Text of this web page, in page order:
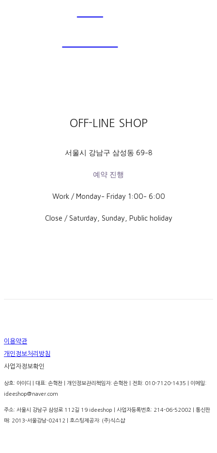
OFF-LINE SHOP
서울시 강남구 삼성동 69-8
예약 진행
Work / Monday- Friday 1:00- 6:00
Close / Saturday, Sunday, Public holiday
이용약관
개인정보처리방침
사업자정보확인
상호: 아이디 | 대표: 손혁찬 | 개인정보관리책임자: 손혁찬 | 전화: 010-7120-1435 | 이메일:
ideeshop@naver.com
주소: 서울시 강남구 삼성로 112길 19 ideeshop | 사업자등록번호: 214-06-52002 | 통신판
매: 2013-서울강남-02412 | 호스팅제공자: (주)식스샵